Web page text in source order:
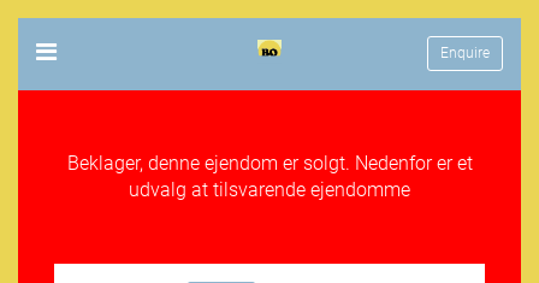
Enquire
Beklager, denne ejendom er solgt. Nedenfor er et
udvalg at tilsvarende ejendomme